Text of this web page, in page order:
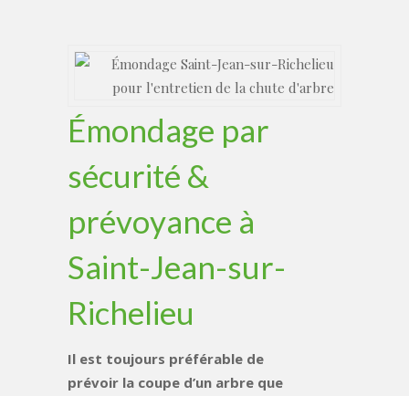
Émondage par
sécurité &
prévoyance à
Saint-Jean-sur-
Richelieu
Il est toujours préférable de
prévoir la coupe d’un arbre que